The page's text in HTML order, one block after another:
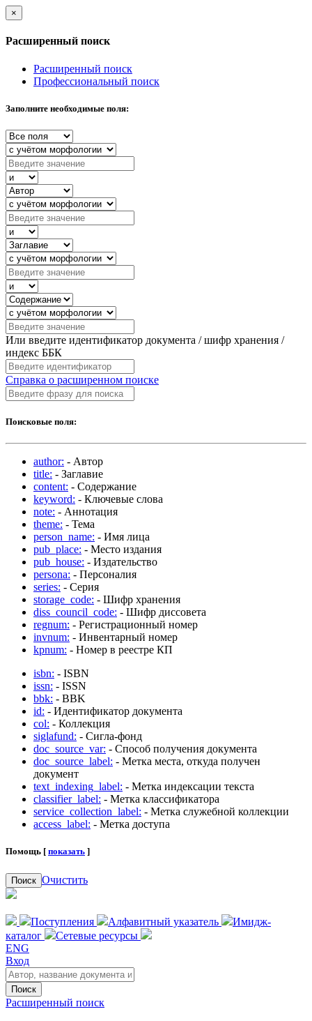
×
Расширенный поиск
Расширенный поиск
Профессиональный поиск
Заполните необходимые поля:
Или введите идентификатор документа / шифр хранения /
индекс ББК
Справка о расширенном поиске
Поисковые поля:
author: - Автор
title: - Заглавие
content: - Содержание
keyword: - Ключевые слова
note: - Аннотация
theme: - Тема
person_name: - Имя лица
pub_place: - Место издания
pub_house: - Издательство
persona: - Персоналия
series: - Серия
storage_code: - Шифр хранения
diss_council_code: - Шифр диссовета
regnum: - Регистрационный номер
invnum: - Инвентарный номер
kpnum: - Номер в реестре КП
isbn: - ISBN
issn: - ISSN
bbk: - BBK
id: - Идентификатор документа
col: - Коллекция
siglafund: - Сигла-фонд
doc_source_var: - Способ получения документа
doc_source_label: - Метка места, откуда получен
документ
text_indexing_label: - Метка индексации текста
classifier_label: - Метка классификатора
service_collection_label: - Метка служебной коллекции
access_label: - Метка доступа
Помощь [ показать ]
Поиск Очистить
Поступления Алфавитный указатель
Имидж-
каталог
Сетевые ресурсы
ENG
Вход
Поиск
Расширенный поиск